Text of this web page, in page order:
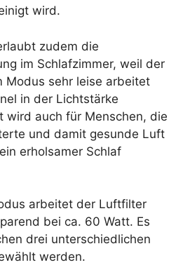
wird.
zudem die
im Schlafzimmer, weil der
Modus sehr leise arbeitet
in der Lichtstärke
wird auch für Menschen, die
und damit gesunde Luft
erholsamer Schlaf
arbeitet der Luftfilter
bei ca. 60 Watt. Es
drei unterschiedlichen
werden.